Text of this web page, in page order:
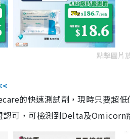
點擊圖片
的快速測試劑，現時只要超
認可，可檢測到Delta及Omicorn